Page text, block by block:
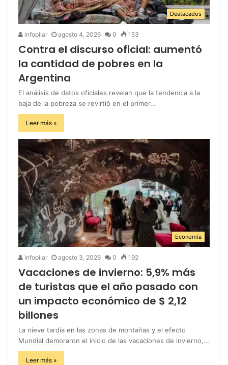
Destacados
infopilar agosto 4, 2026 0 153
Contra el discurso oficial: aumentó
la cantidad de pobres en la
Argentina
El análisis de datos oficiales revelan que la tendencia a la
baja de la pobreza se revirtió en el primer…
Leer más »
Economía
infopilar agosto 3, 2026 0 192
Vacaciones de invierno: 5,9% más
de turistas que el año pasado con
un impacto económico de $ 2,12
billones
La nieve tardía en las zonas de montañas y el efecto
Mundial demoraron el inicio de las vacaciones de invierno,…
Leer más »